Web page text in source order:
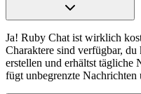
Ja! Ruby Chat ist wirklich
Charaktere sind verfügbar, du
erstellen und erhältst tägliche
fügt unbegrenzte